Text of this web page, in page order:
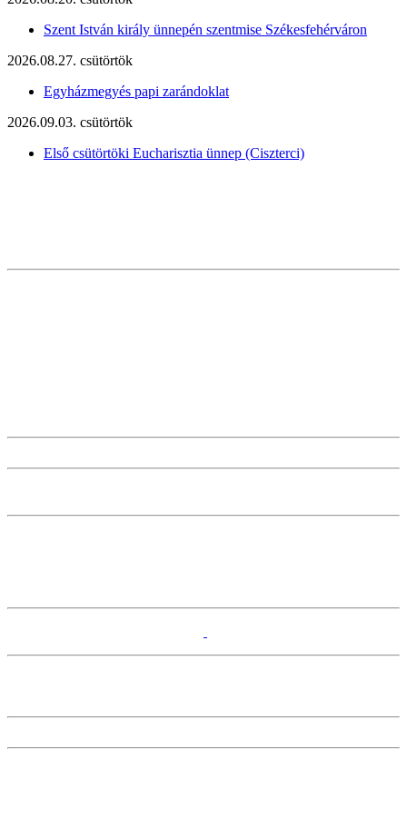
Szent István király ünnepén szentmise Székesfehérváron
2026.08.27. csütörtök
Egyházmegyés papi zarándoklat
2026.09.03. csütörtök
Első csütörtöki Eucharisztia ünnep (Ciszterci)